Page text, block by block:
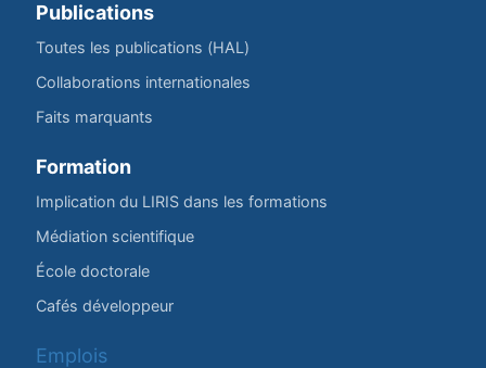
Publications
Toutes les publications (HAL)
Collaborations internationales
Faits marquants
Formation
Implication du LIRIS dans les formations
Médiation scientifique
École doctorale
Cafés développeur
Emplois